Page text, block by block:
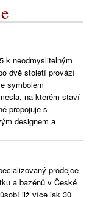
k neodmyslitelným
dvě století provází
symbolem
na kterém staví
propojuje s
designem a
prodejce
a bazénů v České
již více jak 30